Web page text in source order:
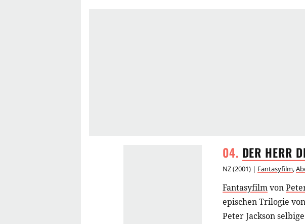
DER HERR
NZ(2001) | Fantasyfilm,
Fantasyfilmvon
epischen Trilogie
Peter Jackson